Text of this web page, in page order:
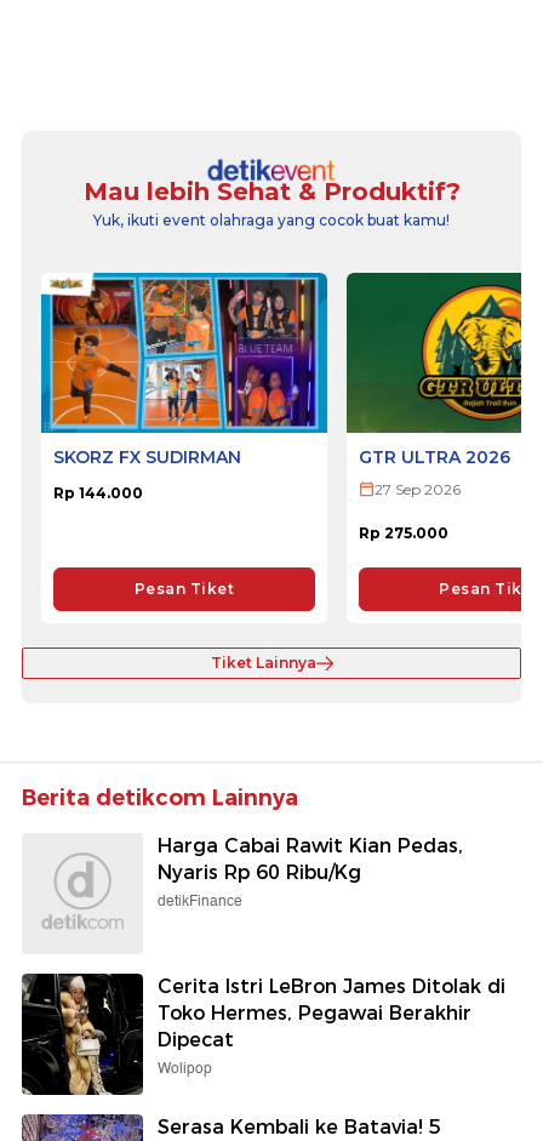
Mau lebih Sehat & Produktif?
Yuk, ikuti event olahraga yang cocok buat kamu!
SKORZ FX SUDIRMAN
Rp 144.000
Pesan Tiket
GTR ULTRA 2026
27 Sep 2026
Rp 275.000
Pesan Tiket
Tiket Lainnya
Berita detikcom Lainnya
Harga Cabai Rawit Kian Pedas,
Nyaris Rp 60 Ribu/Kg
detikFinance
Cerita Istri LeBron James Ditolak di
Toko Hermes, Pegawai Berakhir
Dipecat
Wolipop
Serasa Kembali ke Batavia! 5